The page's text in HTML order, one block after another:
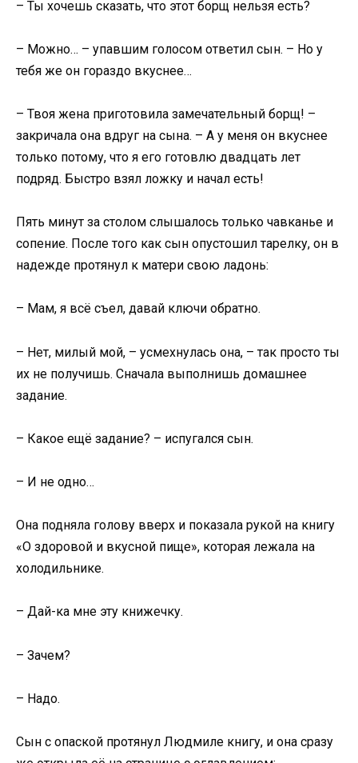
– Ты хочешь сказать, что этот борщ нельзя есть?
– Можно… – упавшим голосом ответил сын. – Но у
тебя же он гораздо вкуснее…
– Твоя жена приготовила замечательный борщ! –
закричала она вдруг на сына. – А у меня он вкуснее
только потому, что я его готовлю двадцать лет
подряд. Быстро взял ложку и начал есть!
Пять минут за столом слышалось только чавканье и
сопение. После того как сын опустошил тарелку, он в
надежде протянул к матери свою ладонь:
– Мам, я всё съел, давай ключи обратно.
– Нет, милый мой, – усмехнулась она, – так просто ты
их не получишь. Сначала выполнишь домашнее
задание.
– Какое ещё задание? – испугался сын.
– И не одно…
Она подняла голову вверх и показала рукой на книгу
«О здоровой и вкусной пище», которая лежала на
холодильнике.
– Дай-ка мне эту книжечку.
– Зачем?
– Надо.
Сын с опаской протянул Людмиле книгу, и она сразу